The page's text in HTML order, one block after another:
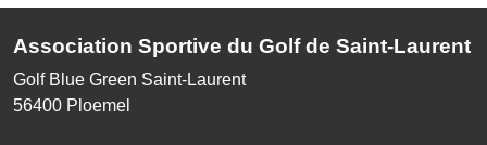
Association Sportive du Golf de Saint-Laurent
Golf Blue Green Saint-Laurent
56400 Ploemel